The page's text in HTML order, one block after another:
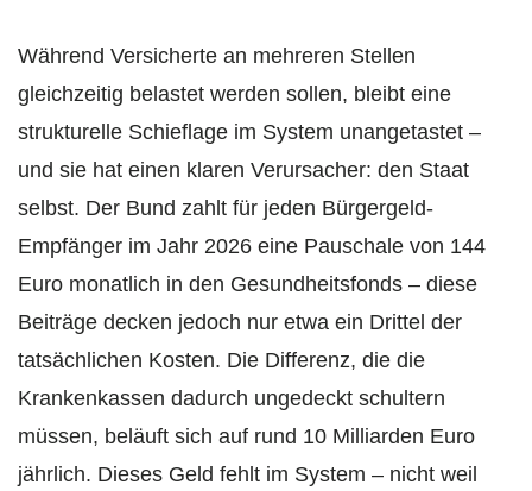
Während Versicherte an mehreren Stellen
gleichzeitig belastet werden sollen, bleibt eine
strukturelle Schieflage im System unangetastet –
und sie hat einen klaren Verursacher: den Staat
selbst. Der Bund zahlt für jeden Bürgergeld-
Empfänger im Jahr 2026 eine Pauschale von 144
Euro monatlich in den Gesundheitsfonds – diese
Beiträge decken jedoch nur etwa ein Drittel der
tatsächlichen Kosten. Die Differenz, die die
Krankenkassen dadurch ungedeckt schultern
müssen, beläuft sich auf rund 10 Milliarden Euro
jährlich. Dieses Geld fehlt im System – nicht weil